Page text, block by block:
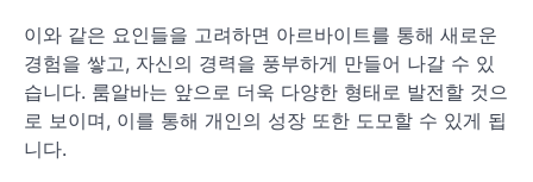
이와 같은 요인들을 고려하면 아르바이트를 통해 새로운
경험을 쌓고, 자신의 경력을 풍부하게 만들어 나갈 수 있
습니다. 룸알바는 앞으로 더욱 다양한 형태로 발전할 것으
로 보이며, 이를 통해 개인의 성장 또한 도모할 수 있게 됩
니다.